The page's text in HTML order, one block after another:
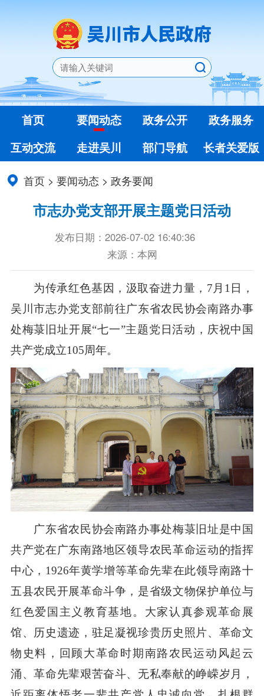
首页 要闻动态 政务公开
政务服务
互动交流
走进吴川 部门导航 长者关爱版
首页 >要闻动态 >政务要闻
市志办党支部开展主题党日活动
发布日期：2026-07-02 16:40:36
来源：本网
为传承红色基因，汲取奋进力量，7月1日，
吴川市志办党支部前往广东省农民协会南路办事
处梅菉旧址开展“七一”主题党日活动，庆祝中国
共产党成立105周年。
广东省农民协会南路办事处梅菉旧址是中国
共产党在广东南路地区领导农民革命运动的指挥
中心，1926年黄学增等革命先辈在此领导南路十
五县农民开展革命斗争，是省级文物保护单位与
红色爱国主义教育基地。大家认真参观革命展
馆、历史遗迹，驻足凝视珍贵历史照片、革命文
物史料，回顾大革命时期南路农民运动风起云
涌、革命先辈艰苦奋斗、无私奉献的峥嵘岁月，